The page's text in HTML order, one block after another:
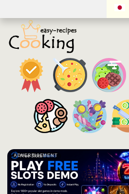
ADVERTISEMENT